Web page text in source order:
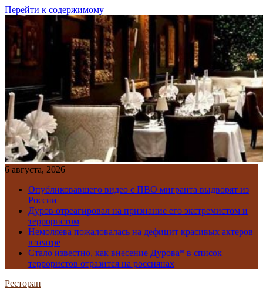
Перейти к содержимому
6 августа, 2026
Опубликовавшего видео с ПВО мигранта выдворят из
России
Дуров отреагировал на признание его экстремистом и
террористом
Немоляева пожаловалась на дефицит красивых актеров
в театре
Стало известно, как внесение Дурова* в список
террористов отразится на россиянах
Ресторан